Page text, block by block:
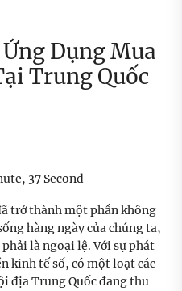
Dụng Mua
Trung Quốc
37 Second
trở thành một phần không
hàng ngày của chúng ta,
là ngoại lệ. Với sự phát
kinh tế số, có một loạt các
địa Trung Quốc đang thu